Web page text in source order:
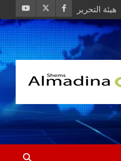
هيئة التحرير